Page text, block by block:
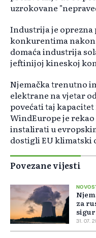
uzrokovane
Industrija je
konkurentima nakon
domaća industrija
jeftinijoj kineskoj
Njemačka trenutno
elektrane na vjetar
povećati taj kapacitet
WindEurope je rekao
instalirati u
dostigli EU klimatski
Povezane vijesti
za
31. 07.